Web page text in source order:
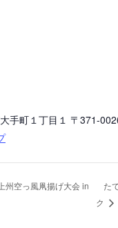
手町１丁目１ 〒371-
州空っ風凧揚げ大会 in
た
ク